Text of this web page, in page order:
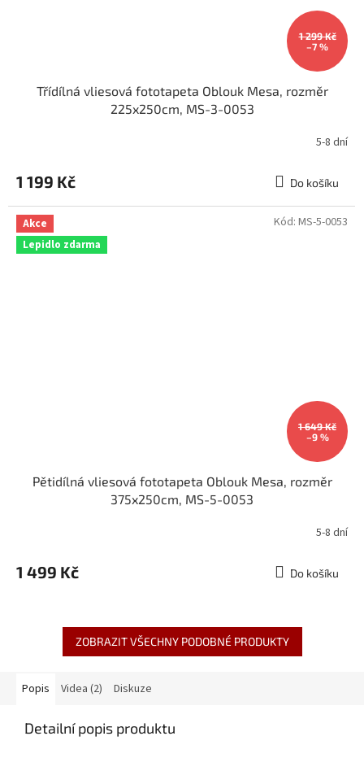
1 299 Kč
–7 %
Třídílná vliesová fototapeta Oblouk Mesa, rozměr
225x250cm, MS-3-0053
5-8 dní
1 199 Kč Do košíku
Akce
Lepidlo zdarma
1 649 Kč
–9 %
Pětidílná vliesová fototapeta Oblouk Mesa, rozměr
375x250cm, MS-5-0053
5-8 dní
1 499 Kč Do košíku
Kód: MS-5-0053
ZOBRAZIT VŠECHNY PODOBNÉ PRODUKTY
Popis Videa (2) Diskuze
Detailní popis produktu